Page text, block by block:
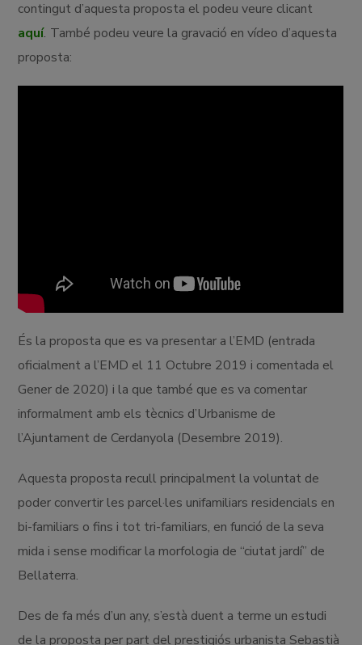
contingut d’aquesta proposta el podeu veure clicant
aquí. També podeu veure la gravació en vídeo d’aquesta
proposta:
És la proposta que es va presentar a l’EMD (entrada
oficialment a l’EMD el 11 Octubre 2019 i comentada el
Gener de 2020) i la que també que es va comentar
informalment amb els tècnics d’Urbanisme de
l’Ajuntament de Cerdanyola (Desembre 2019).
Aquesta proposta recull principalment la voluntat de
poder convertir les parcel·les unifamiliars residencials en
bi-familiars o fins i tot tri-familiars, en funció de la seva
mida i sense modificar la morfologia de “ciutat jardí” de
Bellaterra.
Des de fa més d’un any, s’està duent a terme un estudi
de la proposta per part del prestigiós urbanista Sebastià